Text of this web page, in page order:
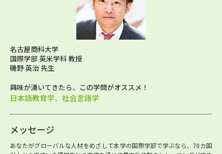
名古屋商科大学
国際学部 英米学科 教授
磯野 英治 先生
興味が湧いてきたら、この学問がオススメ！
日本語教育学、社会言語学
メッセージ
あなたがグローバルな人材をめざして本学の国際学部で学ぶなら、70カ国